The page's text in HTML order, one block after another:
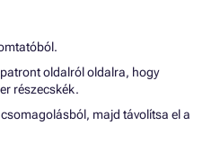
oldalról oldalra, hogy
részecskék.
majd távolítsa el a